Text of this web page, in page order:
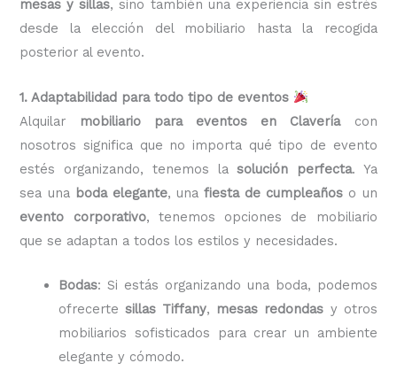
mesas y sillas, sino también una experiencia sin estrés
desde la elección del mobiliario hasta la recogida
posterior al evento.
1. Adaptabilidad para todo tipo de eventos
Alquilar
mobiliario para eventos en Claveríacon
nosotros significa que no importa qué tipo de evento
estés organizando, tenemos lasolución perfecta. Ya
sea una boda elegante, unafiesta de cumpleaños o un
evento corporativo, tenemos opciones de mobiliario
que se adaptan a todos los estilos y necesidades.
Bodas: Si estás organizando una boda, podemos
ofrecertesillas Tiffany, mesas redondas y otros
mobiliarios sofisticados para crear un ambiente
elegante y cómodo.